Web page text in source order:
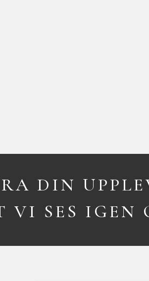
DIN
VI SES IGEN